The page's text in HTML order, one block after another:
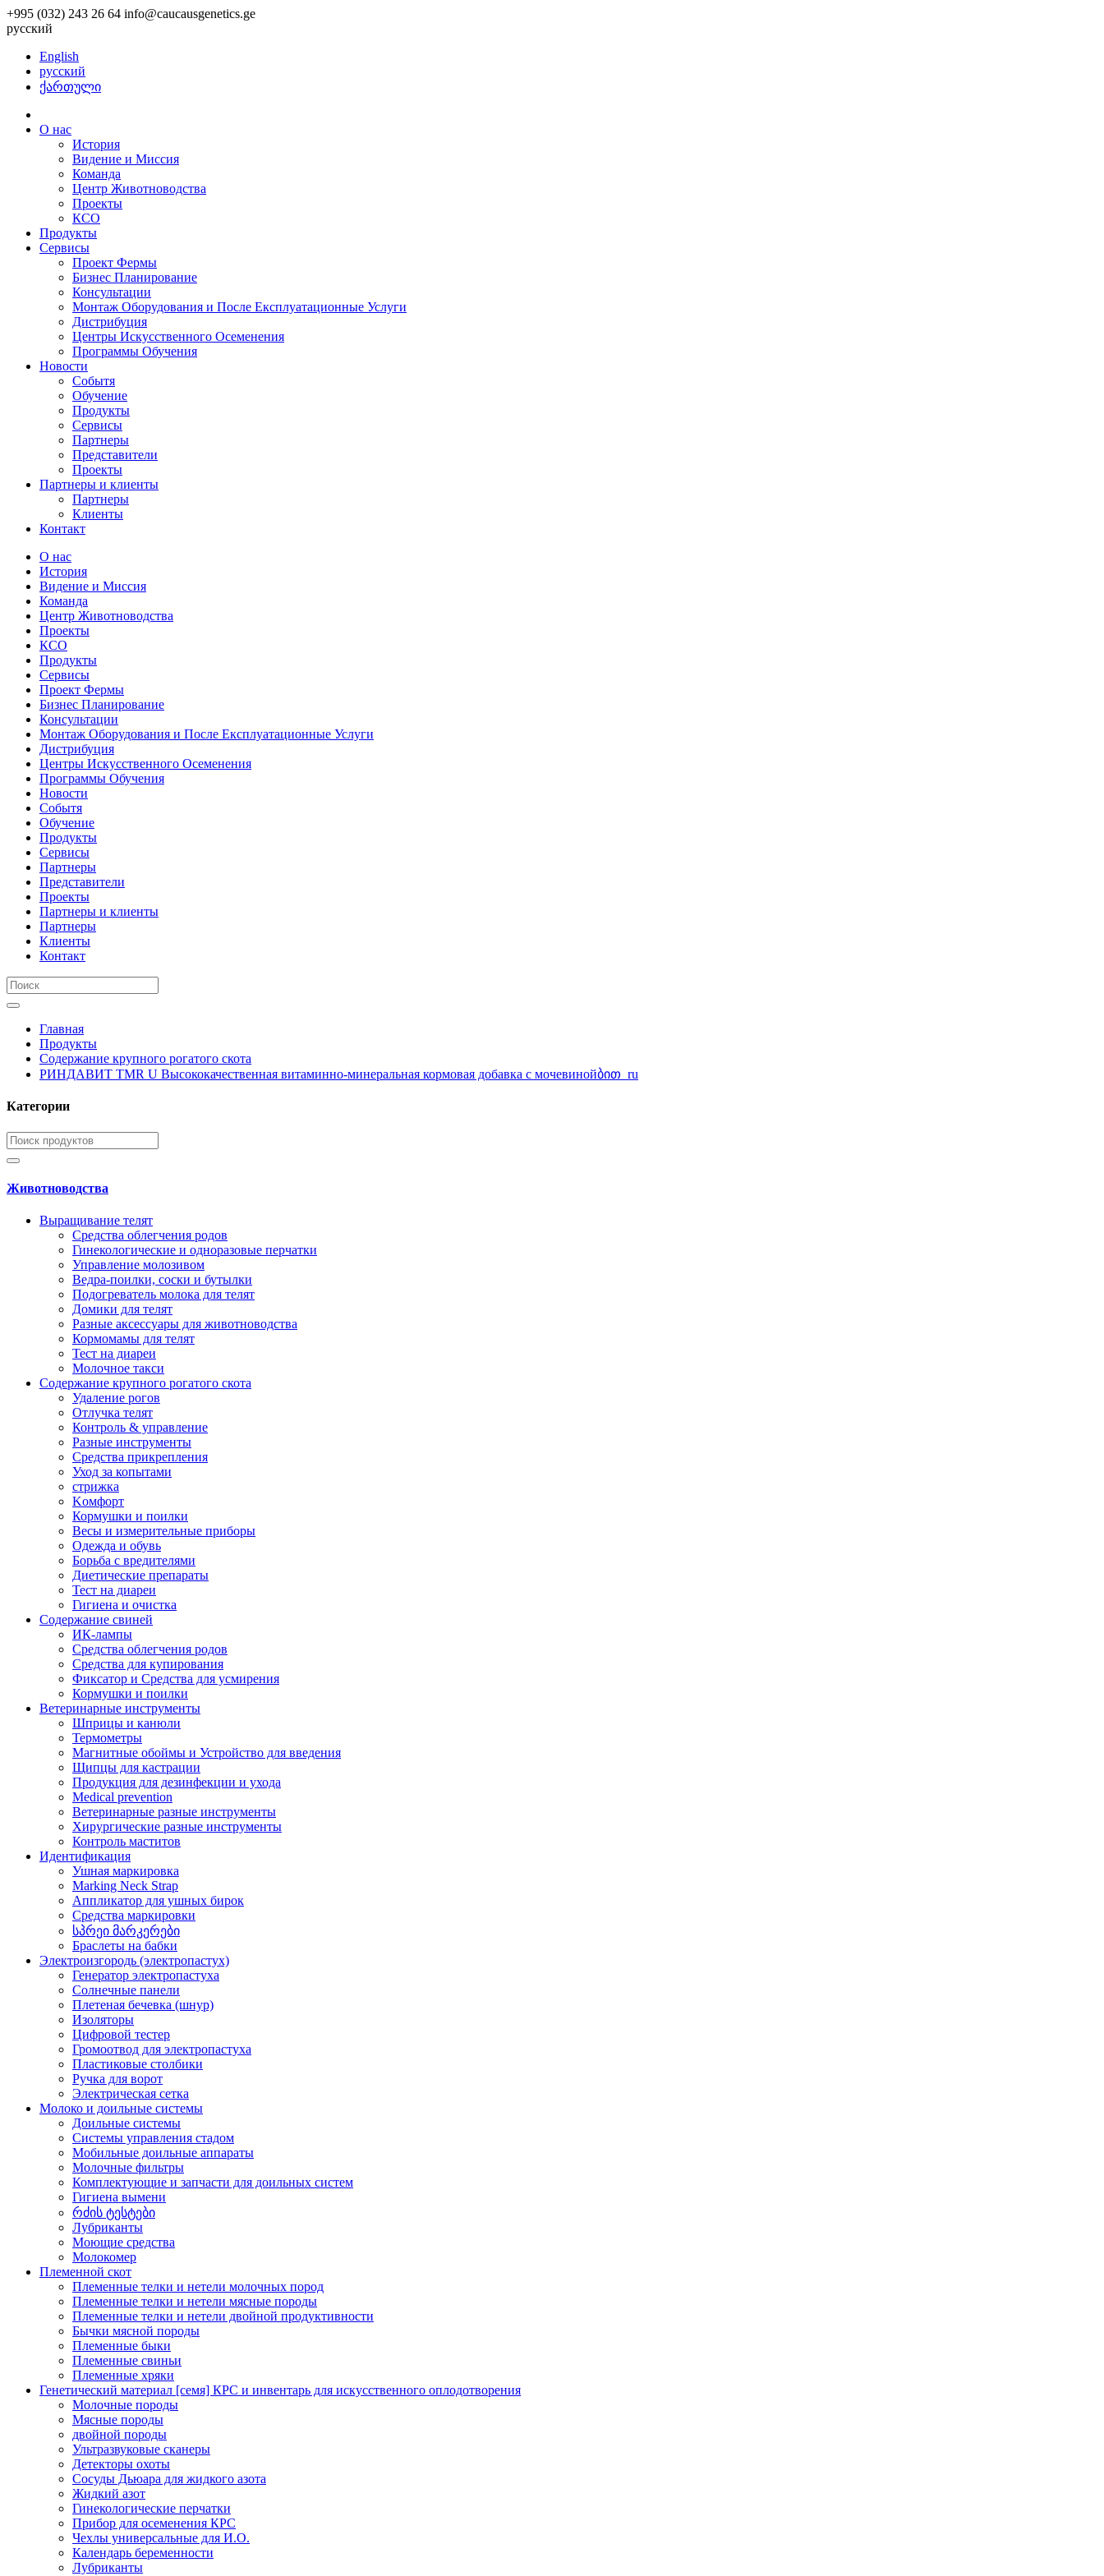
+995 (032) 243 26 64 info@caucausgenetics.ge
русский
English
русский
ქართული
О нас
История
Видение и Миссия
Команда
Центр Животноводства
Проекты
КCО
Продукты
Сервисы
Проект Фермы
Бизнес Планирование
Консультации
Монтаж Оборудования и После Експлуатационные Услуги
Дистрибуция
Центры Искусственного Осеменения
Программы Обучения
Новости
Событя
Обучение
Продукты
Сервисы
Партнеры
Представители
Проекты
Партнеры и клиенты
Партнеры
Клиенты
Контакт
О нас
История
Видение и Миссия
Команда
Центр Животноводства
Проекты
КCО
Продукты
Сервисы
Проект Фермы
Бизнес Планирование
Консультации
Монтаж Оборудования и После Експлуатационные Услуги
Дистрибуция
Центры Искусственного Осеменения
Программы Обучения
Новости
Событя
Обучение
Продукты
Сервисы
Партнеры
Представители
Проекты
Партнеры и клиенты
Партнеры
Клиенты
Контакт
Главная
Продукты
Содержание крупного рогатого скота
РИНДАВИТ TMR U Высококачественная витаминно-минеральная кормовая добавка с мочевинойბით_ru
Категории
Животноводства
Выращивание телят
Средства облегчения родов
Гинекологические и одноразовые перчатки
Управление молозивом
Ведра-поилки, соски и бутылки
Подогреватель молока для телят
Домики для телят
Разные аксессуары для животноводства
Кормомамы для телят
Тест на диареи
Молочное такси
Содержание крупного рогатого скота
Удаление рогов
Отлучка телят
Контроль & управление
Разные инструменты
Средства прикрепления
Уход за копытами
стрижка
Kомфорт
Кормушки и поилки
Весы и измерительные приборы
Одежда и обувь
Борьба с вредителями
Диетические препараты
Тест на диареи
Гигиена и очистка
Содержание свиней
ИК-лампы
Средства облегчения родов
Средства для купирования
Фиксатор и Средства для усмирения
Кормушки и поилки
Ветеринарные инструменты
Шприцы и канюли
Термометры
Магнитные обоймы и Устройство для введения
Щипцы для кастрации
Продукция для дезинфекции и ухода
Medical prevention
Ветеринарные разные инструменты
Хирургические разные инструменты
Контроль маститов
Идентификация
Ушная маркировка
Marking Neck Strap
Аппликатор для ушных бирок
Средства маркировки
სპრეი მარკერები
Браслеты на бабки
Электроизгородь (электропастух)
Генератор электропастуха
Солнечные панели
Плетеная бечевка (шнур)
Изоляторы
Цифровой тестер
Громоотвод для электропастуха
Пластиковые столбики
Ручка для ворот
Электрическая сетка
Молоко и доильные системы
Доильные системы
Системы управления стадом
Мобильные доильные аппараты
Молочные фильтры
Комплектующие и запчасти для доильных систем
Гигиена вымени
რძის ტესტები
Лубриканты
Моющие средства
Молокомер
Племенной скот
Племенные телки и нетели молочных пород
Племенные телки и нетели мясные породы
Племенные телки и нетели двойной продуктивности
Бычки мясной породы
Племенные быки
Племенные свиньи
Племенные хряки
Генетический материал [семя] КРС и инвентарь для искусственного оплодотворения
Молочные породы
Мясные породы
двойной породы
Ультразвуковые сканеры
Детекторы охоты
Сосуды Дьюара для жидкого азота
Жидкий азот
Гинекологические перчатки
Прибор для осеменения КРС
Чехлы универсальные для И.О.
Календарь беременности
Лубриканты